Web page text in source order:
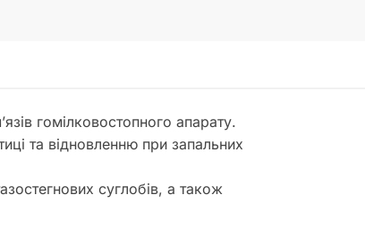
гомілковостопного апарату.
та відновленню при запальних
суглобів, а також